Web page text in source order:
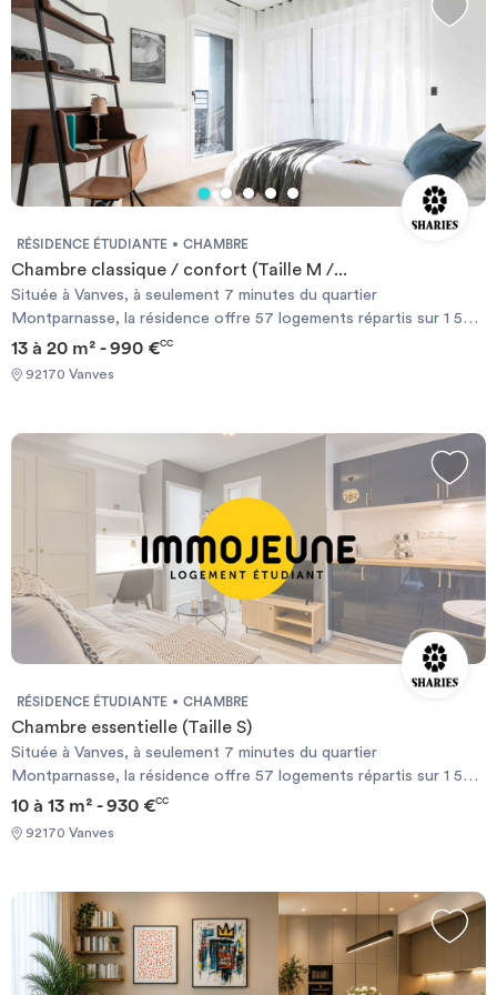
RÉSIDENCE ÉTUDIANTE CHAMBRE
Chambre classique / confort (Taille M /...
Située à Vanves, à seulement 7 minutes du quartier
Montparnasse, la résidence offre 57 logements répartis sur 1 500
m², conçus comme un véritable lieu de vie. Studios ou chambres
en colocation, salle de fitness et salle de cinéma : tout est pensé
pour un quotidien confortable et sans contraintes.
13 à 20 m² - 990 €CC
92170 Vanves
RÉSIDENCE ÉTUDIANTE CHAMBRE
Chambre essentielle (Taille S)
Située à Vanves, à seulement 7 minutes du quartier
Montparnasse, la résidence offre 57 logements répartis sur 1 500
m², conçus comme un véritable lieu de vie. Studios ou chambres
en colocation, salle de fitness et salle de cinéma : tout est pensé
pour un quotidien confortable et sans contraintes.
10 à 13 m² - 930 €CC
92170 Vanves